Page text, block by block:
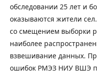
обследовании 25 лет и
оказываются жители
со смещением выборки
наиболее
взвешивание данных.
ошибок РМЭЗ НИУ ВШЭ